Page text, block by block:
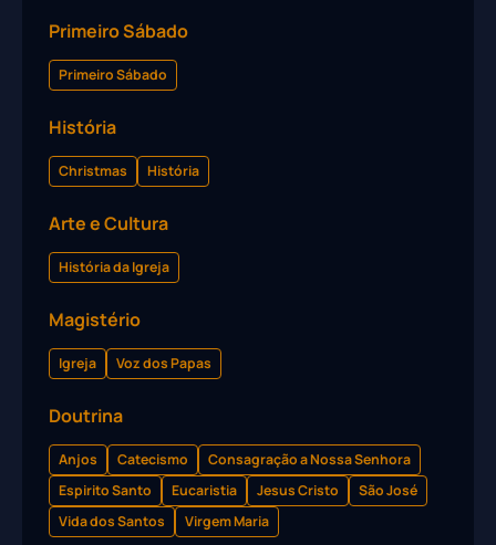
Primeiro Sábado
Primeiro Sábado
História
Christmas História
Arte e Cultura
História da Igreja
Magistério
Igreja Voz dos Papas
Doutrina
Anjos Catecismo
Consagração a Nossa Senhora
Espirito Santo
Eucaristia Jesus Cristo
São José
Vida dos Santos
Virgem Maria